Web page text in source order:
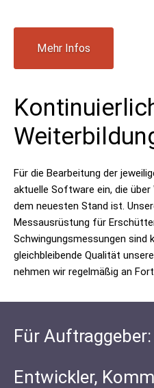
Mehr Infos
Für die Bearbeitung der
aktuelle Software ein, die
dem neuesten Stand ist.
Messausrüstung für
Schwingungsmessungen sind
gleichbleibende Qualität
nehmen wir regelmäßig an
Für
Entwickler,